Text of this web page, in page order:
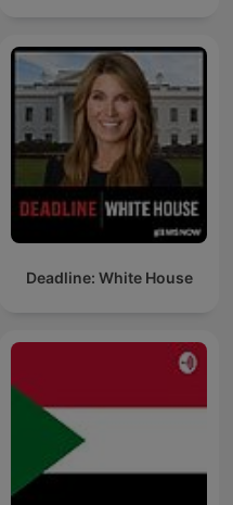
Deadline: White House